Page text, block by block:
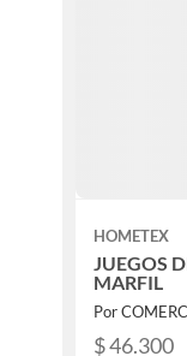
HOMETEX
JUEGOS
MARFIL
$ 46.300